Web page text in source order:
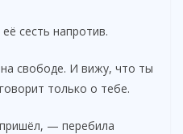
сесть напротив.
свободе. И вижу, что ты
только о тебе.
— перебила